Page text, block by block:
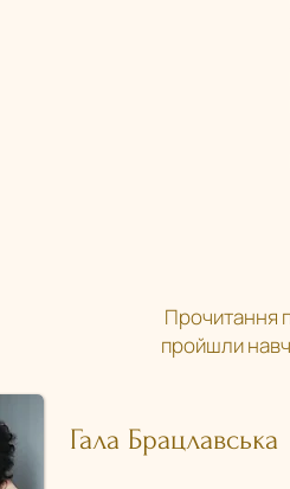
Прочитання
пройшли
Гала Брацлавська